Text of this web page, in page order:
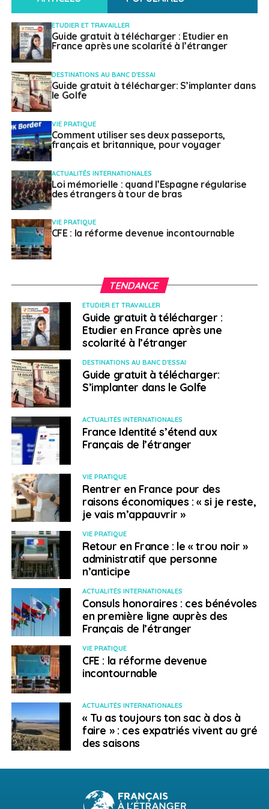
ETUDIER ET TRAVAILLER
Guide gratuit à télécharger : Etudier en
France après une scolarité à l’étranger
DESTINATIONS AU BANC D'ESSAI
Guide gratuit à télécharger: S’implanter dans
le Golfe
VIE PRATIQUE
Comment utiliser ses deux passeports,
français et britannique, pour voyager
ACTUALITÉS INTERNATIONALES
Loi mémorielle : quand l’Espagne régularise
des étrangers à tour de bras
VIE PRATIQUE
CFE : la réforme devenue incontournable
TENDANCE
ETUDIER ET TRAVAILLER
Guide gratuit à télécharger :
Etudier en France après une
scolarité à l’étranger
DESTINATIONS AU BANC D'ESSAI
Guide gratuit à télécharger:
S’implanter dans le Golfe
ACTUALITÉS INTERNATIONALES
France Identité s’étend aux
Français de l’étranger
VIE PRATIQUE
Rentrer en France pour des
raisons économiques : « si je reste,
je vais m’appauvrir »
VIE PRATIQUE
Retour en France : le « trou noir »
administratif que personne
n’anticipe
ACTUALITÉS INTERNATIONALES
Consuls honoraires : ces bénévoles
en première ligne auprès des
Français de l’étranger
VIE PRATIQUE
CFE : la réforme devenue
incontournable
ACTUALITÉS INTERNATIONALES
« Tu as toujours ton sac à dos à
faire » : ces expatriés vivent au gré
des saisons